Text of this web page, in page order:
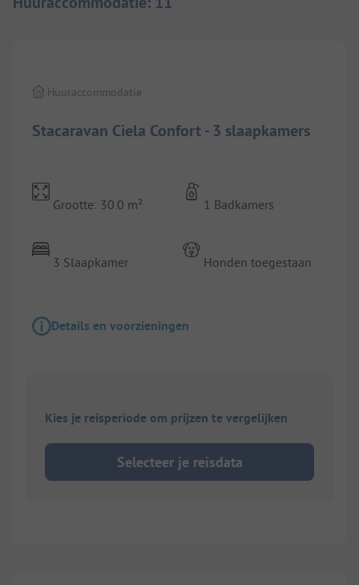
Stacaravan Ciela Confort - 3 slaapkamers
Huuraccommodatie
Grootte: 30.0 m²
3 Slaapkamer
1 Badkamers
Honden toegestaan
Details en voorzieningen
Kies je reisperiode om prijzen te vergelijken
Selecteer je reisdata